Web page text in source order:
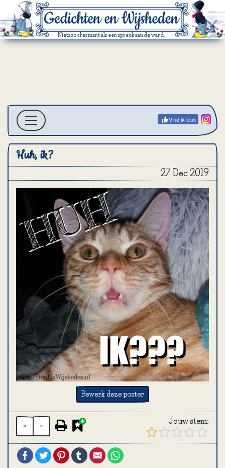
Niets zo charmant als een spreuk aan de wand.
Vind ik leuk
Huh, ik?
27 Dec 2019
Bewerk deze poster
« »
Jouw stem:
FacebookTwitterPinterestTumblrEmail